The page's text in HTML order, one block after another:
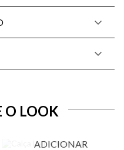
O LOOK
ADICIONAR